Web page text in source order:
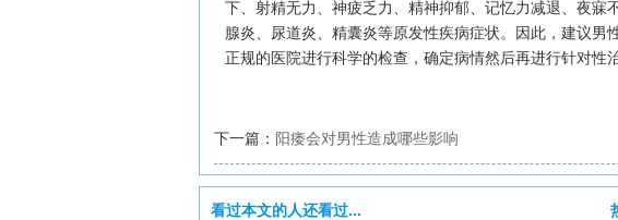
下、射精无力、神疲乏力、精神抑郁、记忆力减退、夜寐
腺炎、尿道炎、精囊炎等原发性疾病症状。因此，建议男
正规的医院进行科学的检查，确定病情然后再进行针对性治
下一篇： 阳痿会对男性造成哪些影响
看过本文的人还看过...